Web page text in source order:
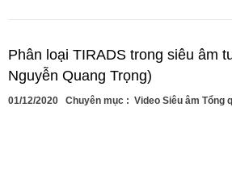
Phân loại TIRADS trong siêu âm
Nguyễn Quang Trọng)
01/12/2020 Chuyên mục : Video Siêu âm Tổng